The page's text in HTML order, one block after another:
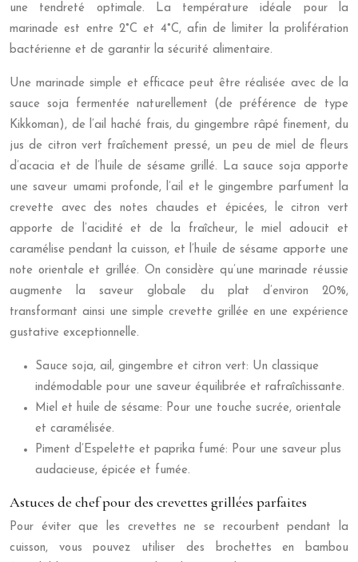
une tendreté optimale. La température idéale pour la
marinade est entre 2°C et 4°C, afin de limiter la prolifération
bactérienne et de garantir la sécurité alimentaire.
Une marinade simple et efficace peut être réalisée avec de la
sauce soja fermentée naturellement (de préférence de type
Kikkoman), de l’ail haché frais, du gingembre râpé finement, du
jus de citron vert fraîchement pressé, un peu de miel de fleurs
d’acacia et de l’huile de sésame grillé. La sauce soja apporte
une saveur umami profonde, l’ail et le gingembre parfument la
crevette avec des notes chaudes et épicées, le citron vert
apporte de l’acidité et de la fraîcheur, le miel adoucit et
caramélise pendant la cuisson, et l’huile de sésame apporte une
note orientale et grillée. On considère qu’une marinade réussie
augmente la saveur globale du plat d’environ 20%,
transformant ainsi une simple crevette grillée en une expérience
gustative exceptionnelle.
Sauce soja, ail, gingembre et citron vert: Un classique
indémodable pour une saveur équilibrée et rafraîchissante.
Miel et huile de sésame: Pour une touche sucrée, orientale
et caramélisée.
Piment d’Espelette et paprika fumé: Pour une saveur plus
audacieuse, épicée et fumée.
Astuces de chef pour des crevettes grillées parfaites
Pour éviter que les crevettes ne se recourbent pendant la
cuisson, vous pouvez utiliser des brochettes en bambou